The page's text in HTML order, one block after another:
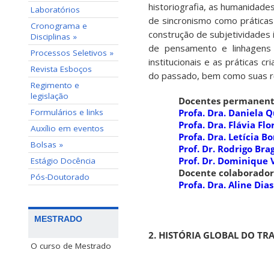
Laboratórios
Cronograma e
Disciplinas »
Processos Seletivos »
Revista Esboços
Regimento e
legislação
Formulários e links
Auxílio em eventos
Bolsas »
Estágio Docência
Pós-Doutorado
MESTRADO
O curso de Mestrado
historiografia, as
de sincronismo como
construção de subjetividades
de pensamento e
institucionais e as práticas
do passado, bem como suas
Docentes
Profa. Dra. Daniela
Profa. Dra. Flávia
Profa. Dra. Letícia
Prof. Dr. Rodrigo
Prof. Dr. Dominique
Docente
Profa. Dra. Aline
2. HISTÓRIA GLOBAL DO